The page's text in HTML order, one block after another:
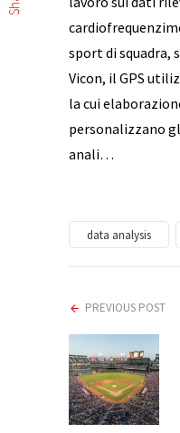
sport di squadra,
Vicon, il GPS
la cui
personalizzano
anali…
data analysis
PREVIOUS POST